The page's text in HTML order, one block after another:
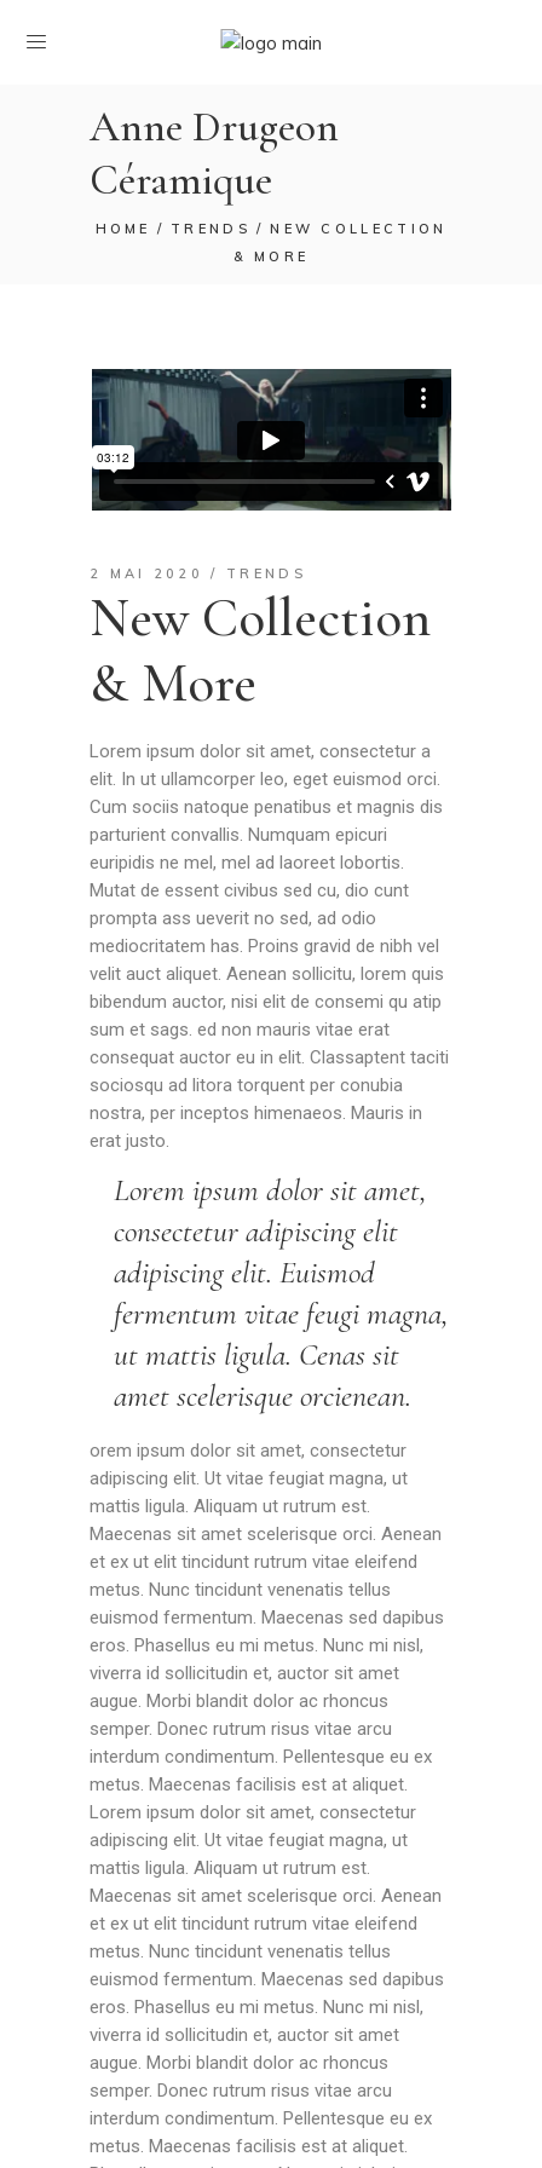
Anne Drugeon
Céramique
HOME TRENDS
NEW COLLECTION
& MORE
2 MAI 2020 TRENDS
New Collection
& More
Lorem ipsum dolor sit amet, consectetur a
elit. In ut ullamcorper leo, eget euismod orci.
Cum sociis natoque penatibus et magnis dis
parturient convallis. Numquam epicuri
euripidis ne mel, mel ad laoreet lobortis.
Mutat de essent civibus sed cu, dio cunt
prompta ass ueverit no sed, ad odio
mediocritatem has. Proins gravid de nibh vel
velit auct aliquet. Aenean sollicitu, lorem quis
bibendum auctor, nisi elit de consemi qu atip
sum et sags. ed non mauris vitae erat
consequat auctor eu in elit. Classaptent taciti
sociosqu ad litora torquent per conubia
nostra, per inceptos himenaeos. Mauris in
erat justo.
Lorem ipsum dolor sit amet,
consectetur adipiscing elit
adipiscing elit. Euismod
fermentum vitae feugi magna,
ut mattis ligula. Cenas sit
amet scelerisque orcienean.
orem ipsum dolor sit amet, consectetur
adipiscing elit. Ut vitae feugiat magna, ut
mattis ligula. Aliquam ut rutrum est.
Maecenas sit amet scelerisque orci. Aenean
et ex ut elit tincidunt rutrum vitae eleifend
metus. Nunc tincidunt venenatis tellus
euismod fermentum. Maecenas sed dapibus
eros. Phasellus eu mi metus. Nunc mi nisl,
viverra id sollicitudin et, auctor sit amet
augue. Morbi blandit dolor ac rhoncus
semper. Donec rutrum risus vitae arcu
interdum condimentum. Pellentesque eu ex
metus. Maecenas facilisis est at aliquet.
Lorem ipsum dolor sit amet, consectetur
adipiscing elit. Ut vitae feugiat magna, ut
mattis ligula. Aliquam ut rutrum est.
Maecenas sit amet scelerisque orci. Aenean
et ex ut elit tincidunt rutrum vitae eleifend
metus. Nunc tincidunt venenatis tellus
euismod fermentum. Maecenas sed dapibus
eros. Phasellus eu mi metus. Nunc mi nisl,
viverra id sollicitudin et, auctor sit amet
augue. Morbi blandit dolor ac rhoncus
semper. Donec rutrum risus vitae arcu
interdum condimentum. Pellentesque eu ex
metus. Maecenas facilisis est at aliquet.